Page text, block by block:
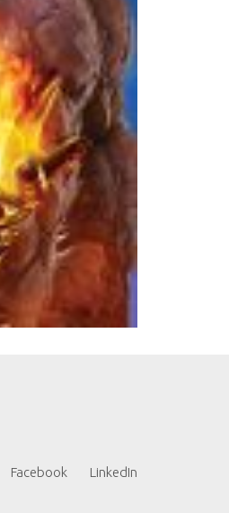
Facebook LinkedIn